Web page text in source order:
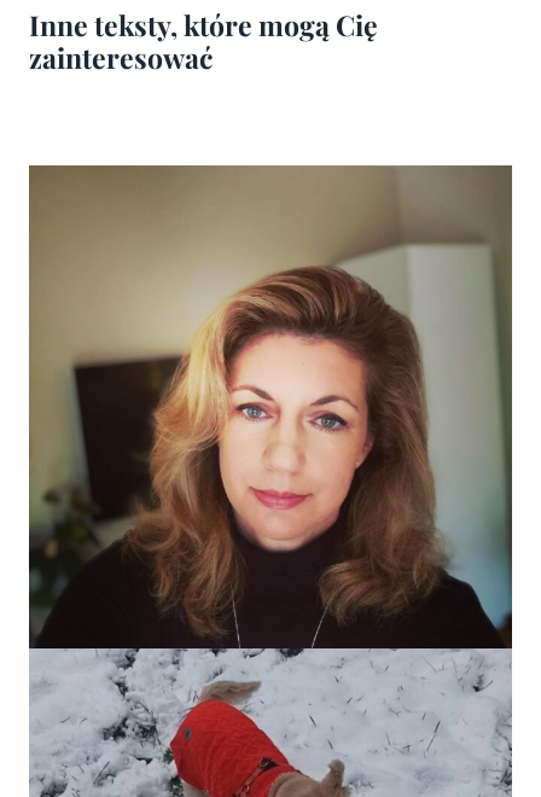
Inne teksty, które mogą Cię
zainteresować